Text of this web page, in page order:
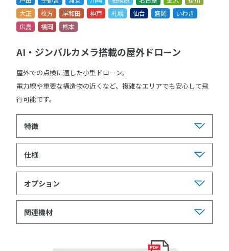
大正
枚方 岸和田 神戸 札幌 仙台 盛岡
いわき
広島
福岡 熊本
AI・ジンバルカメラ搭載の屋外ドローン
屋外での点検に適した小型ドローン。
電力線や重要な構造物の近くなど、複雑なエリアでも安心して飛
行可能です。
特徴
仕様
オプション
関連機材